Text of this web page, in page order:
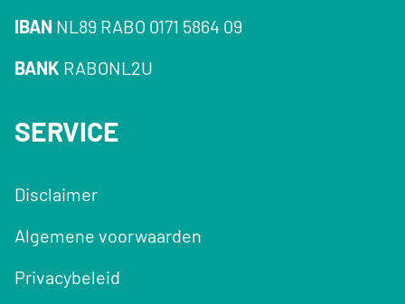
IBAN NL89 RABO 0171 5864 09
BANK RABONL2U
SERVICE
Disclaimer
Algemene voorwaarden
Privacybeleid